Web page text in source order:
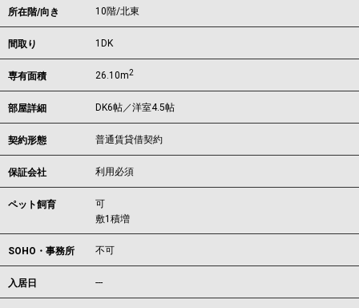
所在階/向き 10階/北東
間取り 1DK
専有面積 26.10m2
部屋詳細 DK6帖／洋室4.5帖
契約形態 普通賃貸借契約
保証会社 利用必須
ペット飼育
可
敷1積増
SOHO・事務所 不可
入居日 ---